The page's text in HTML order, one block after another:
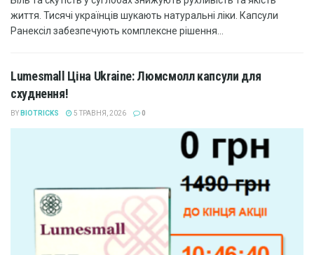
життя. Тисячі українців шукають натуральні ліки. Капсули
Ранексіл забезпечують комплексне рішення...
Lumesmall Ціна Ukraine: Люмсмолл капсули для
схуднення!
BY BIOTRICKS 5 ТРАВНЯ, 2026 0